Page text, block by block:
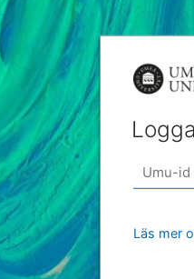
Läs mer